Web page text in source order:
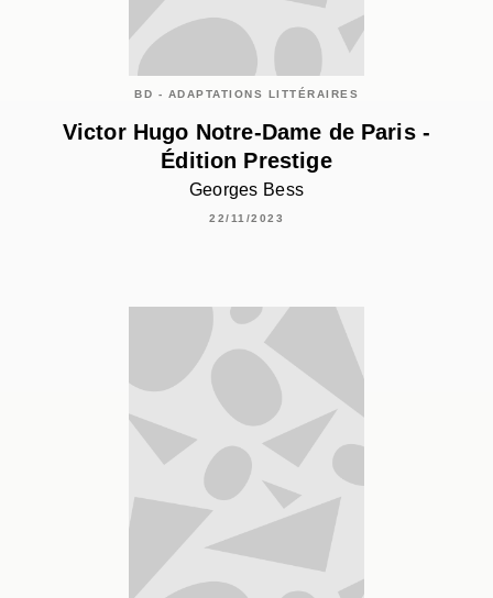
BD - ADAPTATIONS LITTÉRAIRES
Victor Hugo Notre-Dame de Paris -
Édition Prestige
Georges Bess
22/11/2023